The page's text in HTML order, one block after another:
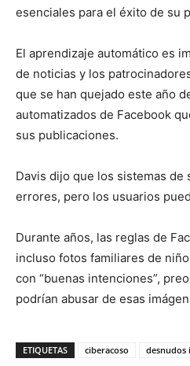
esenciales para el éxito de su
El aprendizaje automático es
de noticias y los
que se han quejado este año
automatizados de Facebook
sus publicaciones.
Davis dijo que los sistemas
errores, pero los usuarios
Durante años, las reglas de
incluso fotos familiares de
con “buenas intenciones”,
podrían abusar de esas
ETIQUETAS ciberacoso desnudos